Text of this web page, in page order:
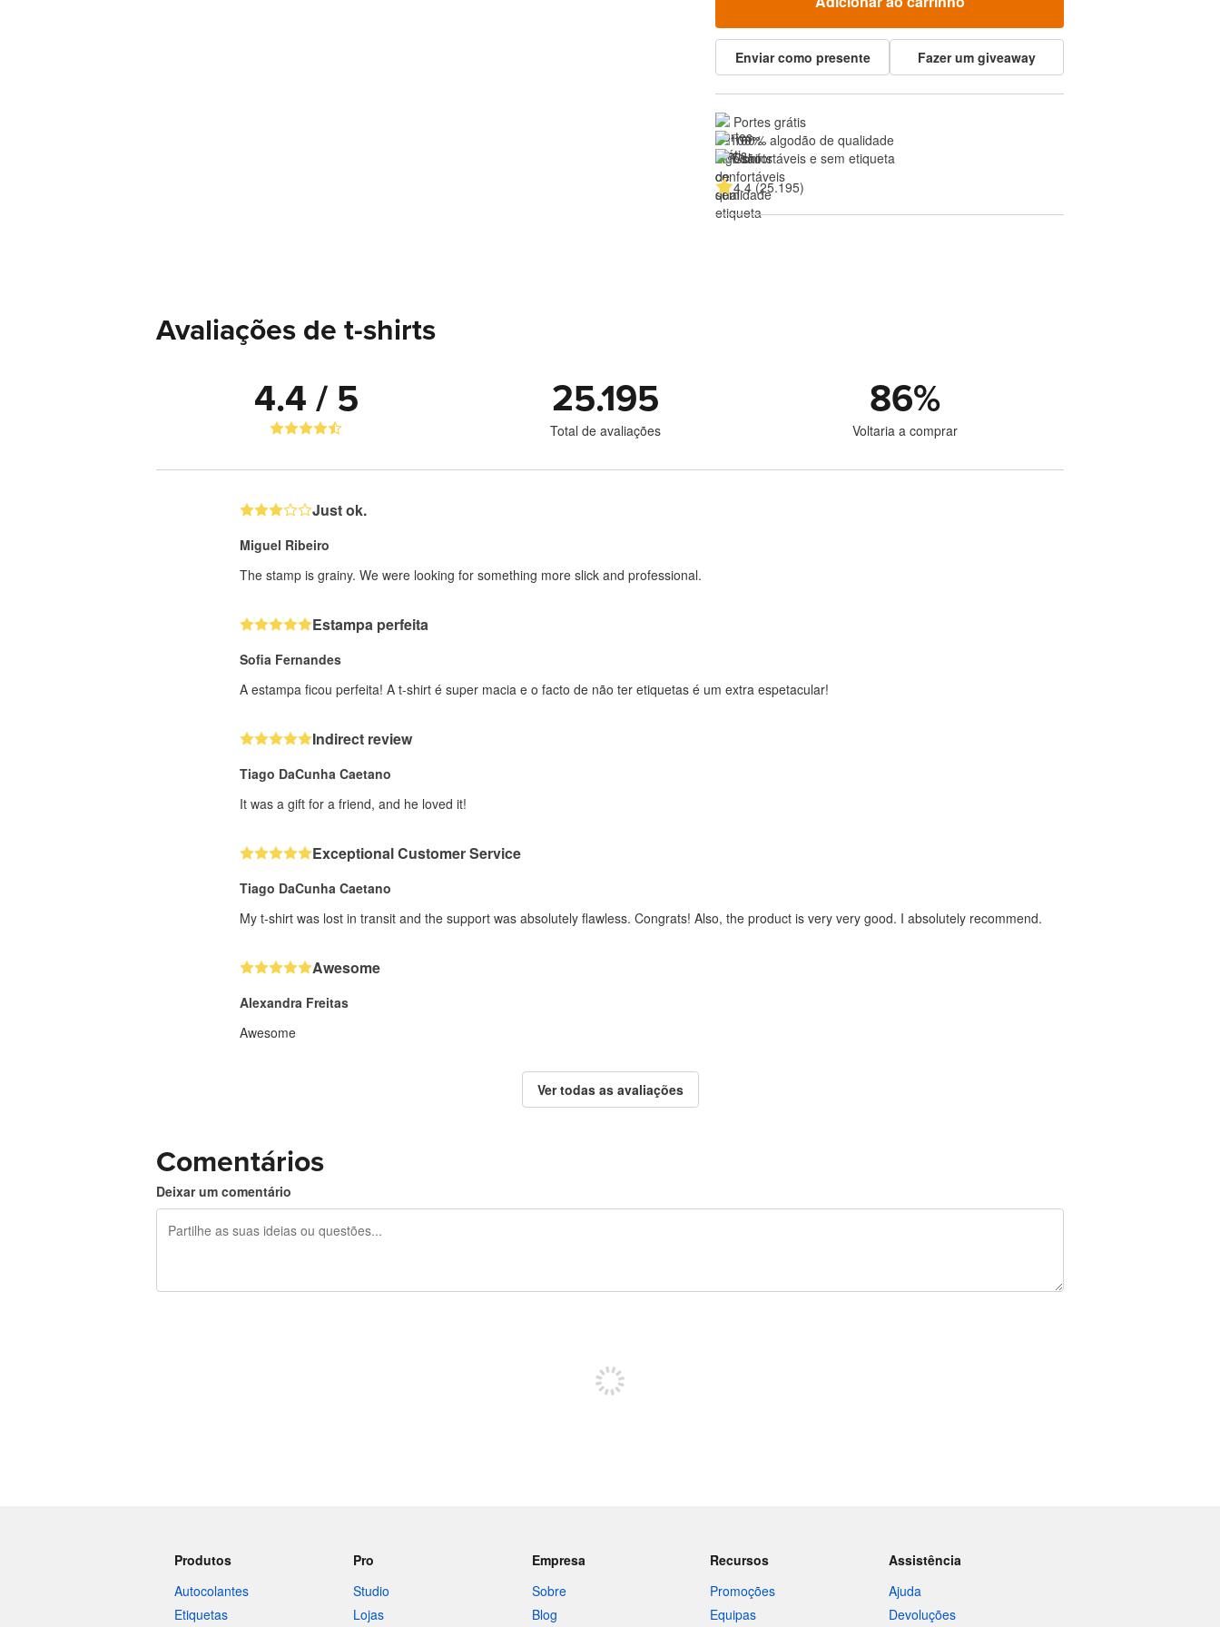
Enviar como presente Fazer um giveaway
Portes grátis
100% algodão de qualidade
Confortáveis e sem etiqueta
4.4 (25.195)
Avaliações de t-shirts
4.4 / 5 25.195
Total de avaliações
86%
Voltaria a comprar
Just ok.
Miguel Ribeiro
The stamp is grainy. We were looking for something more slick and professional.
Estampa perfeita
Sofia Fernandes
A estampa ficou perfeita! A t-shirt é super macia e o facto de não ter etiquetas é um extra espetacular!
Indirect review
Tiago DaCunha Caetano
It was a gift for a friend, and he loved it!
Exceptional Customer Service
Tiago DaCunha Caetano
My t-shirt was lost in transit and the support was absolutely flawless. Congrats! Also, the product is very very good. I absolutely recommend.
Awesome
Alexandra Freitas
Awesome
Ver todas as avaliações
Comentários
Deixar um comentário
Produtos
Autocolantes
Etiquetas
Pro
Studio
Lojas
Empresa
Sobre
Blog
Recursos
Promoções
Equipas
Assistência
Ajuda
Devoluções